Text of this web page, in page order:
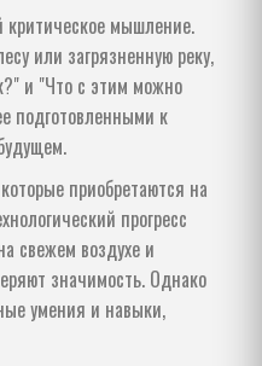
критическое мышление.
или загрязненную реку,
и "Что с этим можно
подготовленными к
приобретаются на
прогресс
свежем воздухе и
значимость. Однако
умения и навыки,